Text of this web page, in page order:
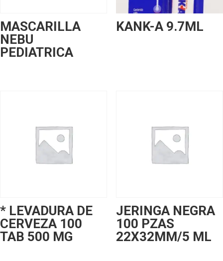
MASCARILLA
NEBU
PEDIATRICA
KANK-A 9.7ML
* LEVADURA DE
CERVEZA 100
TAB 500 MG
JERINGA NEGRA
100 PZAS
22X32MM/5 ML